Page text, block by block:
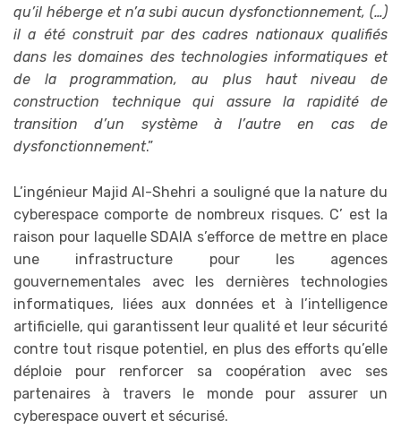
qu’il héberge et n’a subi aucun dysfonctionnement, (…)
il a été construit par des cadres nationaux qualifiés
dans les domaines des technologies informatiques et
de la programmation, au plus haut niveau de
construction technique qui assure la rapidité de
transition d’un système à l’autre en cas de
dysfonctionnement.”
L’ingénieur Majid Al-Shehri a souligné que la nature du
cyberespace comporte de nombreux risques. C’ est la
raison pour laquelle SDAIA s’efforce de mettre en place
une infrastructure pour les agences
gouvernementales avec les dernières technologies
informatiques, liées aux données et à l’intelligence
artificielle, qui garantissent leur qualité et leur sécurité
contre tout risque potentiel, en plus des efforts qu’elle
déploie pour renforcer sa coopération avec ses
partenaires à travers le monde pour assurer un
cyberespace ouvert et sécurisé.